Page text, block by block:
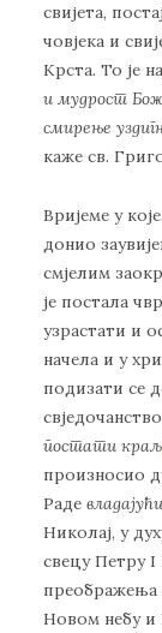
свијета,
човјека и
Крста. То је
и мудрост
смирење
каже св.
Вријеме у
донио
смјелим
је постала
узрастати и
начела и у
подизати се
постати краљ
произносио
Раде
Николај, у
свецу Петру
преображења
Новом небу и